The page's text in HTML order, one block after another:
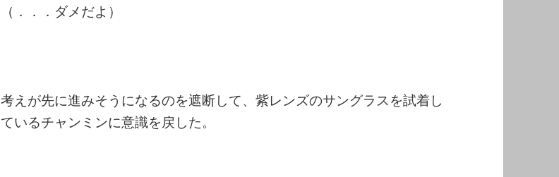
（．．．ダメだよ）
考えが先に進みそうになるのを遮断して、紫レンズのサングラスを試着し
ているチャンミンに意識を戻した。